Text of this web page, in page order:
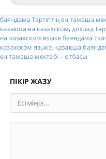
баяндама Тәртіптің ең тамаша
казакша на казахском, доклад
на казахском языке баяндама
казахском языке, қазақша
ең тамаша мектебі – отбасы
ПІКІР ЖАЗУ